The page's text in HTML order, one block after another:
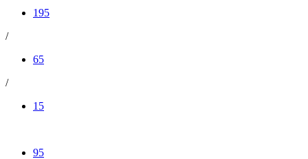
195
/
65
/
15
95